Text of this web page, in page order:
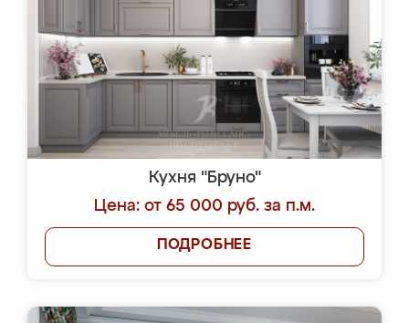
Кухня "Бруно"
Цена: от 65 000 руб. за п.м.
ПОДРОБНЕЕ